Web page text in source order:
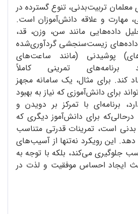
تربیت‌بدنی، تنوع گسترده در
مهارت و علاقه دانش‌آموزان است.
داده‌هایی مانند سن، وزن، قد،
زیست‌سنجشی گردآوری‌شده
پوشیدنی (مانند ساعت‌های
برنامه‌های تمرینی کاملاً
برای مثال، یک سامانه مجهز
برای دانش‌آموزی که نیاز به بهبود
برنامه‌ای با تمرکز بر دویدن و
برای دانش‌آموز دیگری که
است، تمرینات قدرتی متناسب
دهد. این رویکرد نه‌تنها از آسیب‌های
جلوگیری می‌کند، بلکه با توجه به
ایجاد احساس موفقیت و لذت در